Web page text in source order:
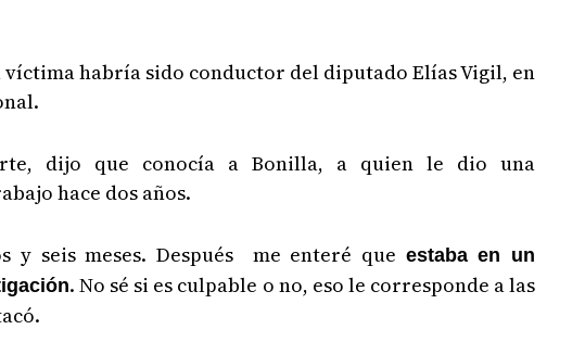
víctima habría sido conductor del diputado Elías Vigil, en
dijo que conocía a Bonilla, a quien le dio una
hace dos años.
y seis meses. Después me enteré que estaba en un
. No sé si es culpable o no, eso le corresponde a las